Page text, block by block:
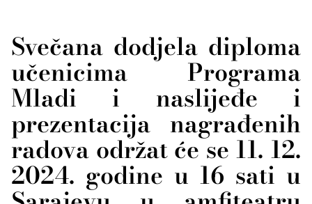
Svečana dodjela diploma
učenicima Programa
Mladi i naslijeđe i
prezentacija nagrađenih
radova održat će se 11. 12.
2024. godine u 16 sati u